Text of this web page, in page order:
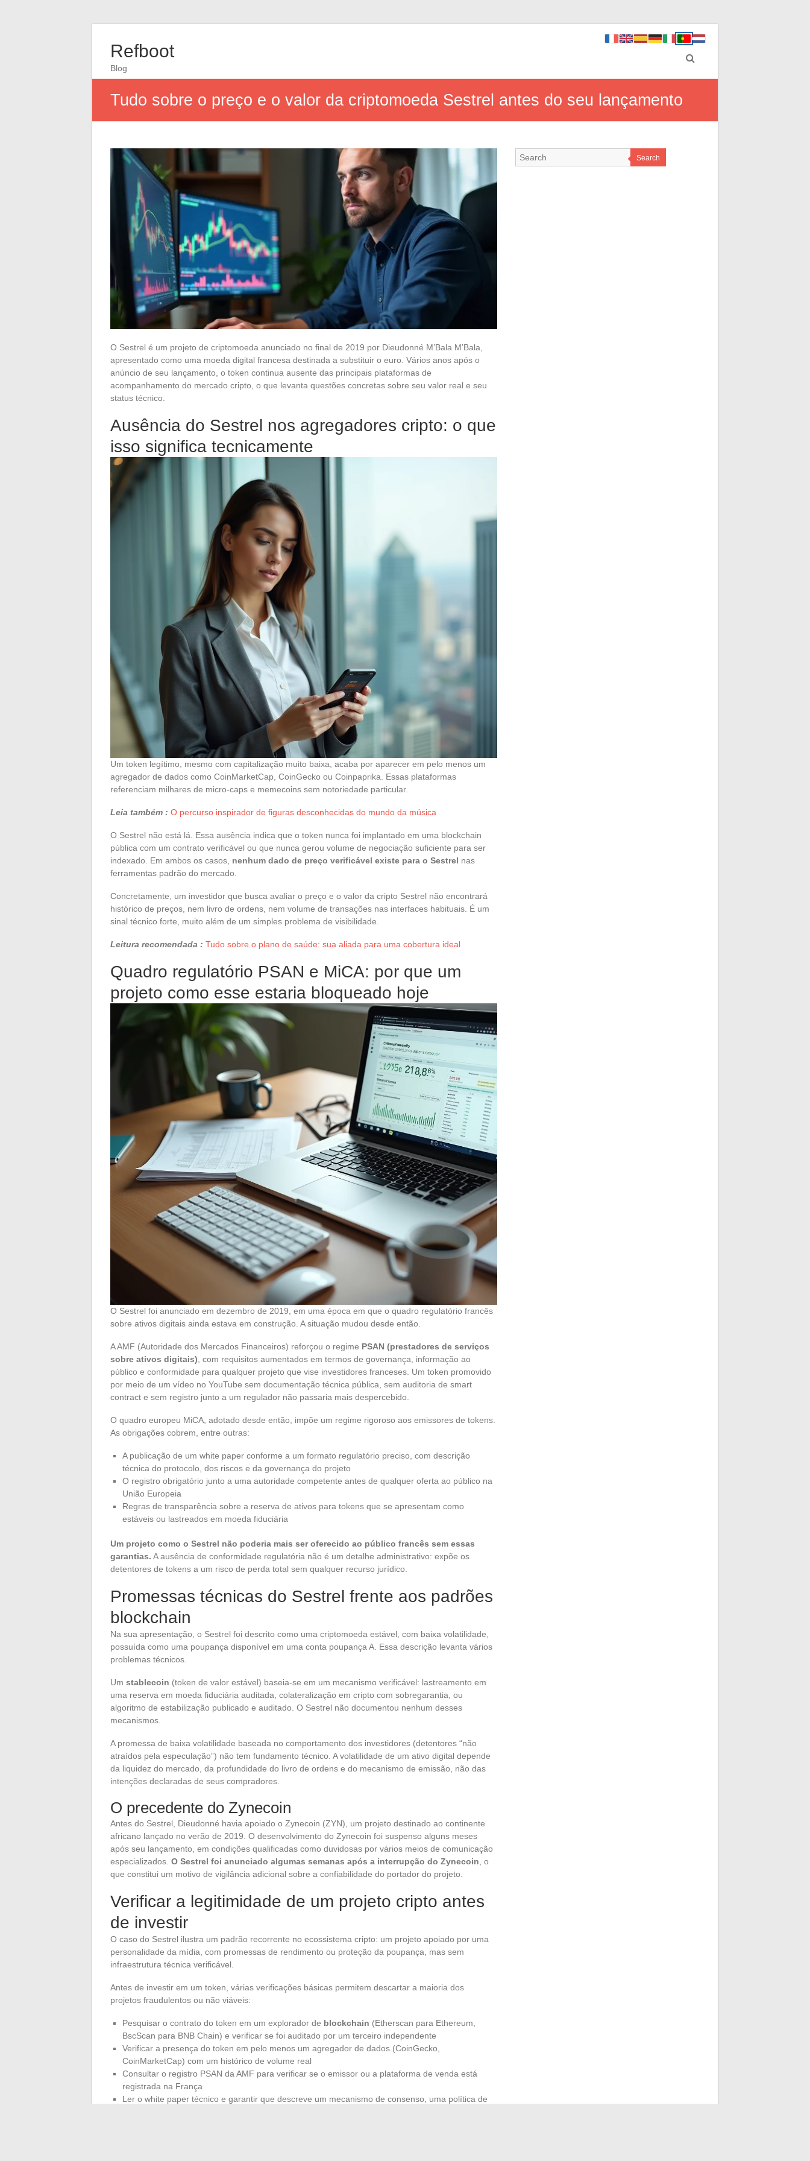
Refboot
Blog
Tudo sobre o preço e o valor da criptomoeda Sestrel antes do seu lançamento
O Sestrel é um projeto de criptomoeda anunciado no final de 2019 por Dieudonné M’Bala M’Bala,
apresentado como uma moeda digital francesa destinada a substituir o euro. Vários anos após o
anúncio de seu lançamento, o token continua ausente das principais plataformas de
acompanhamento do mercado cripto, o que levanta questões concretas sobre seu valor real e seu
status técnico.
Ausência do Sestrel nos agregadores cripto: o que
isso significa tecnicamente
Um token legítimo, mesmo com capitalização muito baixa, acaba por aparecer em pelo menos um
agregador de dados como CoinMarketCap, CoinGecko ou Coinpaprika. Essas plataformas
referenciam milhares de micro-caps e memecoins sem notoriedade particular.
Leia também : O percurso inspirador de figuras desconhecidas do mundo da música
O Sestrel não está lá. Essa ausência indica que o token nunca foi implantado em uma blockchain
pública com um contrato verificável ou que nunca gerou volume de negociação suficiente para ser
indexado. Em ambos os casos, nenhum dado de preço verificável existe para o Sestrel nas
ferramentas padrão do mercado.
Concretamente, um investidor que busca avaliar o preço e o valor da cripto Sestrel não encontrará
histórico de preços, nem livro de ordens, nem volume de transações nas interfaces habituais. É um
sinal técnico forte, muito além de um simples problema de visibilidade.
Leitura recomendada : Tudo sobre o plano de saúde: sua aliada para uma cobertura ideal
Quadro regulatório PSAN e MiCA: por que um
projeto como esse estaria bloqueado hoje
O Sestrel foi anunciado em dezembro de 2019, em uma época em que o quadro regulatório francês
sobre ativos digitais ainda estava em construção. A situação mudou desde então.
A AMF (Autoridade dos Mercados Financeiros) reforçou o regime PSAN (prestadores de serviços
sobre ativos digitais) , com requisitos aumentados em termos de governança, informação ao
público e conformidade para qualquer projeto que vise investidores franceses. Um token promovido
por meio de um vídeo no YouTube sem documentação técnica pública, sem auditoria de smart
contract e sem registro junto a um regulador não passaria mais despercebido.
O quadro europeu MiCA, adotado desde então, impõe um regime rigoroso aos emissores de tokens.
As obrigações cobrem, entre outras:
A publicação de um white paper conforme a um formato regulatório preciso, com descrição
técnica do protocolo, dos riscos e da governança do projeto
O registro obrigatório junto a uma autoridade competente antes de qualquer oferta ao público na
União Europeia
Regras de transparência sobre a reserva de ativos para tokens que se apresentam como
estáveis ou lastreados em moeda fiduciária
Um projeto como o Sestrel não poderia mais ser oferecido ao público francês sem essas
garantias. A ausência de conformidade regulatória não é um detalhe administrativo: expõe os
detentores de tokens a um risco de perda total sem qualquer recurso jurídico.
Promessas técnicas do Sestrel frente aos padrões
blockchain
Na sua apresentação, o Sestrel foi descrito como uma criptomoeda estável, com baixa volatilidade,
possuída como uma poupança disponível em uma conta poupança A. Essa descrição levanta vários
problemas técnicos.
Um stablecoin (token de valor estável) baseia-se em um mecanismo verificável: lastreamento em
uma reserva em moeda fiduciária auditada, colateralização em cripto com sobregarantia, ou
algoritmo de estabilização publicado e auditado. O Sestrel não documentou nenhum desses
mecanismos.
A promessa de baixa volatilidade baseada no comportamento dos investidores (detentores “não
atraídos pela especulação”) não tem fundamento técnico. A volatilidade de um ativo digital depende
da liquidez do mercado, da profundidade do livro de ordens e do mecanismo de emissão, não das
intenções declaradas de seus compradores.
O precedente do Zynecoin
Antes do Sestrel, Dieudonné havia apoiado o Zynecoin (ZYN), um projeto destinado ao continente
africano lançado no verão de 2019. O desenvolvimento do Zynecoin foi suspenso alguns meses
após seu lançamento, em condições qualificadas como duvidosas por vários meios de comunicação
especializados. O Sestrel foi anunciado algumas semanas após a interrupção do Zynecoin , o
que constitui um motivo de vigilância adicional sobre a confiabilidade do portador do projeto.
Verificar a legitimidade de um projeto cripto antes
de investir
O caso do Sestrel ilustra um padrão recorrente no ecossistema cripto: um projeto apoiado por uma
personalidade da mídia, com promessas de rendimento ou proteção da poupança, mas sem
infraestrutura técnica verificável.
Antes de investir em um token, várias verificações básicas permitem descartar a maioria dos
projetos fraudulentos ou não viáveis:
Pesquisar o contrato do token em um explorador de blockchain (Etherscan para Ethereum,
BscScan para BNB Chain) e verificar se foi auditado por um terceiro independente
Verificar a presença do token em pelo menos um agregador de dados (CoinGecko,
CoinMarketCap) com um histórico de volume real
Consultar o registro PSAN da AMF para verificar se o emissor ou a plataforma de venda está
registrada na França
Ler o white paper técnico e garantir que descreve um mecanismo de consenso, uma política de
Search